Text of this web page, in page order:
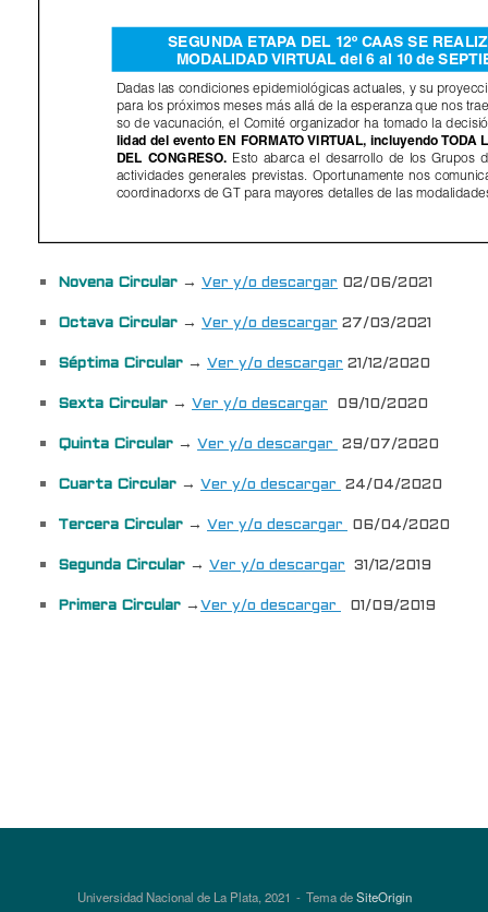
Novena Circular → Ver y/o descargar 02/06/2021
Octava Circular → Ver y/o descargar 27/03/2021
Séptima Circular → Ver y/o descargar 21/12/2020
Sexta Circular → Ver y/o descargar 09/10/2020
Quinta Circular → Ver y/o descargar 29/07/2020
Cuarta Circular → Ver y/o descargar 24/04/2020
Tercera Circular → Ver y/o descargar 06/04/2020
Segunda Circular → Ver y/o descargar 31/12/2019
Primera Circular → Ver y/o descargar 01/09/2019
Universidad Nacional de La Plata, 2021 Tema deSiteOrigin